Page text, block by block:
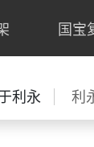
国宝
利永 利